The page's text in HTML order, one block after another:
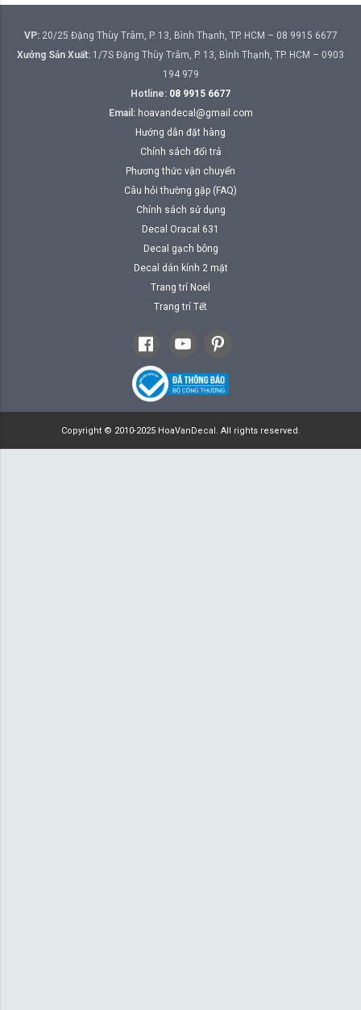
VP:20/25 Đặng Thùy Trâm, P. 13, Bình Thạnh, TP. HCM – 08 9915 6677
Xưởng Sản Xuất: 1/7S Đặng Thùy Trâm, P. 13, Bình Thạnh, TP. HCM – 0903
194 979
Hotline: 08 9915 6677
Email: hoavandecal@gmail.com
Hướng dẫn đặt hàng
Chính sách đổi trả
Phương thức vận chuyển
Câu hỏi thường gặp (FAQ)
Chính sách sử dụng
Decal Oracal 631
Decal gạch bông
Decal dán kính 2 mặt
Trang trí Noel
Trang trí Tết
Copyright © 2010-2025 HoaVanDecal. All rights reserved.